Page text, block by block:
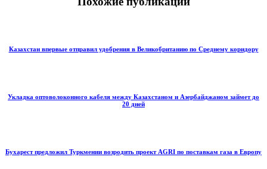
Казахстан впервые отправил удобрения в Великобританию по Среднему коридору
Укладка оптоволоконного кабеля между Казахстаном и Азербайджаном займет до
20 дней
Бухарест предложил Туркмении возродить проект AGRI по поставкам газа в Европу